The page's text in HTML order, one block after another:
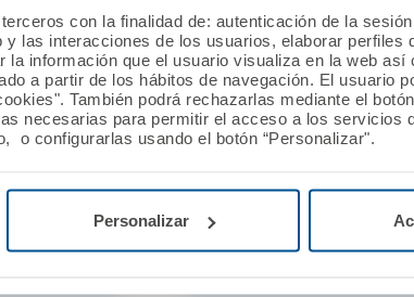
con la finalidad de: autenticación de la
las interacciones de los usuarios, elaborar perfiles
la información que el usuario visualiza en la web así
a partir de los hábitos de navegación. El usuario
También podrá rechazarlas mediante el
necesarias para permitir el acceso a los servicios
o configurarlas usando el botón “Personalizar".
Personalizar
de Sevilla
convenio de
06 octubre 2023
Visita de la Fundación
ONG “14 Kilómetros”